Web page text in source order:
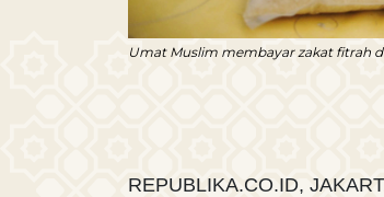
Umat Muslim membayar zakat fitrah
REPUBLIKA.CO.ID,